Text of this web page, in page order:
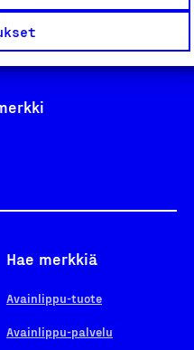
Hae merkkiä
Avainlippu-tuote
Avainlippu-palvelu